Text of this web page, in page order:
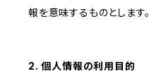
報を意味するものとします。
2. 個人情報の利用目的